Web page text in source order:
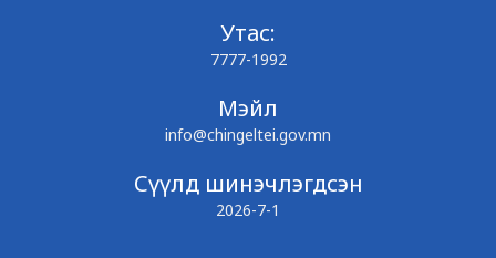
Утас:
7777-1992
Мэйл
info@chingeltei.gov.mn
Сүүлд шинэчлэгдсэн
2026-7-1